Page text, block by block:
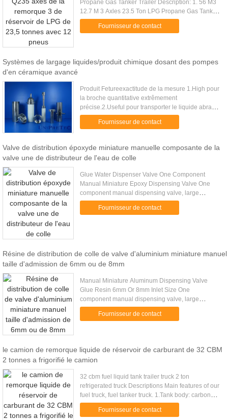
Propane Gas Tanker Trailer Description: 1. 56 M3
12.7 M 3 Axles 23.5 Ton LPG Propane Gas Tanker
Trailer 2. truck wheelbase: 6865 + 1310 + 1310
mm, 12 tires; 3. ...
Fournisseur de contact
Systèmes de largage liquides/produit chimique dosant des pompes
d'en céramique avancé
Produit Fetureexactitude de la mesure 1.High pour
la broche quantitative extrêmement
précise.2.Useful pour transporter le liquide abrasif
de arrangement très rapide de boue de
vitesse.3.Can soit employé pour l...
Fournisseur de contact
Valve de distribution époxyde miniature manuelle composante de la
valve une de distributeur de l'eau de colle
Glue Water Dispenser Valve One Component
Manual Miniature Epoxy Dispensing Valve One
component manual dispensing valve, large
dispensing amount, can be connected the
pressure tank. Powered by compressed air to ...
Fournisseur de contact
Résine de distribution de colle de valve d'aluminium miniature manuel
taille d'admission de 6mm ou de 8mm
Manual Miniature Aluminum Dispensing Valve
Glue Resin 6mm Or 8mm Inlet Size One
component manual dispensing valve, large
amount of liquid dispensing, can be connected to a
pressure tank. Powered by compressed ....
Fournisseur de contact
le camion de remorque liquide de réservoir de carburant de 32 CBM
2 tonnes a frigorifié le camion
32 cbm fuel liquid tank trailer truck 2 ton
refrigerated truck Descriptions Main features of our
fuel truck, fuel tanker truck. 1.Tank body: carbon
steel or stainless steel or aluminum 2.Thickness:
4mm or 5mm ....
Fournisseur de contact